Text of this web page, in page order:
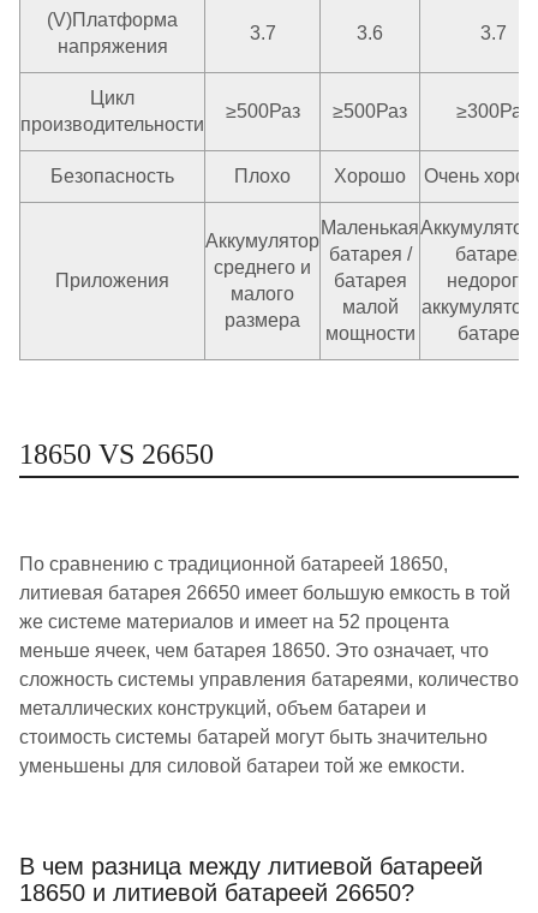
(V)Платформа
напряжения
3.7 3.6 3.7
Цикл
производительности
≥500Раз ≥500Раз ≥300Раз
Безопасность Плохо Хорошо Очень
Приложения
Аккумулятор
среднего и
малого
размера
Маленькая
батарея /
батарея
малой
мощности
батарея,
батарея
18650 VS 26650
По сравнению с традиционной батареей 18650,
литиевая батарея 26650 имеет большую емкость в той
же системе материалов и имеет на 52 процента
меньше ячеек, чем батарея 18650. Это означает, что
сложность системы управления батареями, количество
металлических конструкций, объем батареи и
стоимость системы батарей могут быть значительно
уменьшены для силовой батареи той же емкости.
В чем разница между литиевой батареей
18650 и литиевой батареей 26650?